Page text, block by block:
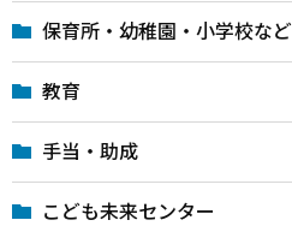
保育所・幼稚園・小学校など
教育
手当・助成
こども未来センター